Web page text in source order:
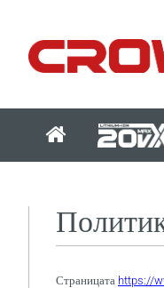
Страницата https://